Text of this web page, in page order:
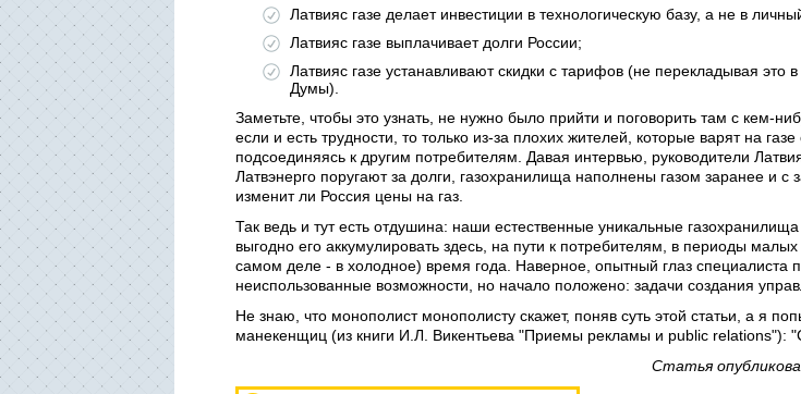
Латвияс газе делает инвестиции в технологическую базу, а не в
Латвияс газе выплачивает долги России;
Латвияс газе устанавливают скидки с тарифов (не перекладывая
Думы).
Заметьте, чтобы это узнать, не нужно было прийти и поговорить там с кем-
если и есть трудности, то только из-за плохих жителей, которые варят на
подсоединяясь к другим потребителям. Давая интервью, руководители
Латвэнерго поругают за долги, газохранилища наполнены газом заранее и
изменит ли Россия цены на газ.
Так ведь и тут есть отдушина: наши естественные уникальные
выгодно его аккумулировать здесь, на пути к потребителям, в периоды
самом деле - в холодное) время года. Наверное, опытный глаз
неиспользованные возможности, но начало положено: задачи создания
Не знаю, что монополист монополисту скажет, поняв суть этой статьи, а я
манекенщиц (из книги И.Л. Викентьева "Приемы рекламы и public
Статья